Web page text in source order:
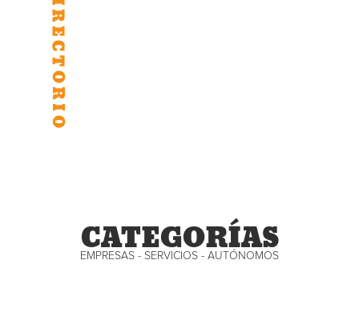
CATEGORÍAS
EMPRESAS - SERVICIOS - AUTÓNOMOS